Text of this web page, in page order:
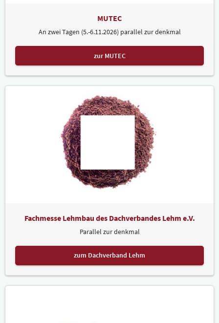
MUTEC
An zwei Tagen (5.-6.11.2026) parallel zur denkmal
zur MUTEC
Fachmesse Lehmbau des Dachverbandes Lehm e.V.
Parallel zur denkmal
zum Dachverband Lehm